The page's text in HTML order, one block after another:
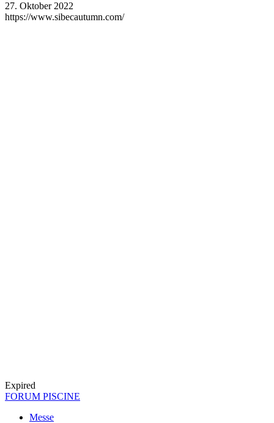
27. Oktober 2022
https://www.sibecautumn.com/
Expired
FORUM PISCINE
Messe